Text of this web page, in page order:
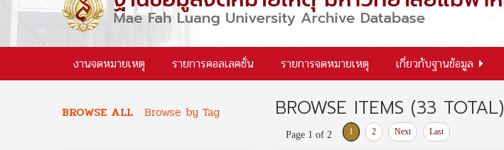
i
c
งานจดหมายเหตุ รายการคอลเลคชั่น รายการจดหมายเหตุ เกี่ยวกับฐานข้อมูล
BROWSE ALL Browse by Tag BROWSE ITEMS (33 TOTAL)
Page 1 of 2 1 2 Next Last